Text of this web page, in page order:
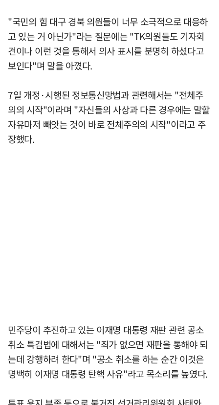
"국민의 힘 대구 경북 의원들이 너무 소극적으로 대응하
고 있는 거 아닌가"라는 질문에는 "TK의원들도 기자회
견이나 이런 것을 통해서 의사 표시를 분명히 하셨다고
보인다"며 말을 아꼈다.
7일 개정·시행된 정보통신망법과 관련해서는 "전체주
의의 시작"이라며 "자신들의 사상과 다른 경우에는 말할
자유마저 빼앗는 것이 바로 전체주의의 시작"이라고 주
장했다.
민주당이 추진하고 있는 이재명 대통령 재판 관련 공소
취소 특검법에 대해서는 "죄가 없으면 재판을 통해야 되
는데 강행하려 한다"며 "공소 취소를 하는 순간 이것은
명백히 이재명 대통령 탄핵 사유"라고 목소리를 높였다.